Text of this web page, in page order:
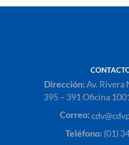
Dirección:Av. Rivera
395 – 391 Oficina
Correo:
Teléfono: (01)